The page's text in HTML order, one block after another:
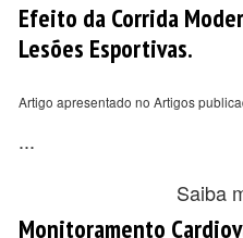
Efeito da Corrida
Lesões Esportivas.
Artigo apresentado no Artigos
...
Saiba
Monitoramento